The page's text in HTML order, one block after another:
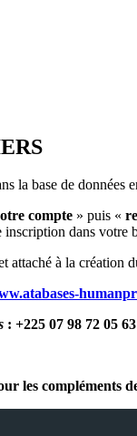
la base de
compte » puis «
dans votre
attaché à la création
: +225 07 98 72 05
les compléments